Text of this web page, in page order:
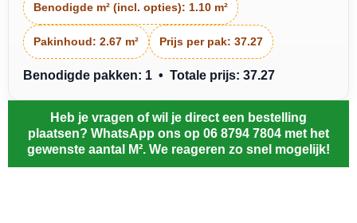
Benodigde m² (incl. opties): 1.10 m²
Pakinhoud: 2.67 m² Prijs per pak: 37.27
Benodigde pakken: 1 • Totale prijs: 37.27
Heb je vragen of wil je direct een bestelling
plaatsen? WhatsApp ons op 06 8794 7804 met het
gewenste aantal M². We reageren zo snel mogelijk!